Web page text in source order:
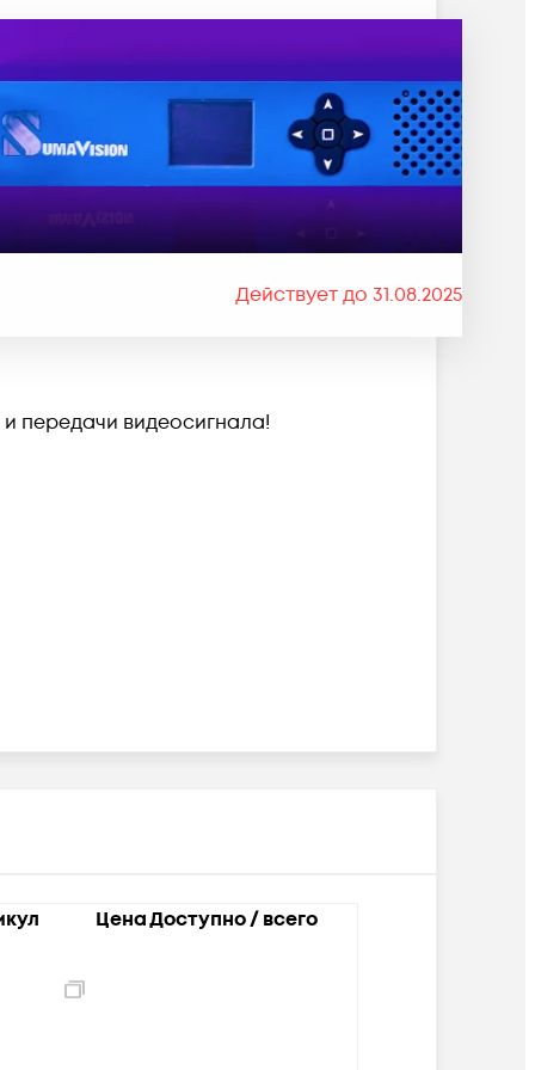
Действует до 31.08.2025
передачи видеосигнала!
ЦенаДоступно / всего